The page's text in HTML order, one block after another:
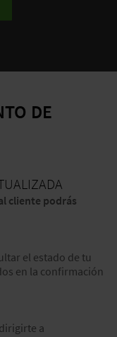
DE
cliente podrás
el estado de tu
en la confirmación
a